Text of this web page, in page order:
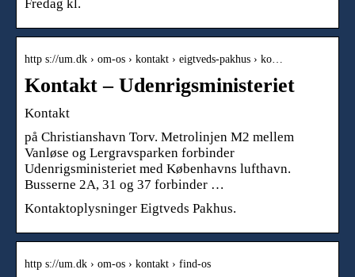
Fredag kl.
http s://um.dk › om-os › kontakt › eigtveds-pakhus › ko…
Kontakt – Udenrigsministeriet
Kontakt
på Christianshavn Torv. Metrolinjen M2 mellem
Vanløse og Lergravsparken forbinder
Udenrigsministeriet med Københavns lufthavn.
Busserne 2A, 31 og 37 forbinder …
Kontaktoplysninger Eigtveds Pakhus.
http s://um.dk › om-os › kontakt › find-os